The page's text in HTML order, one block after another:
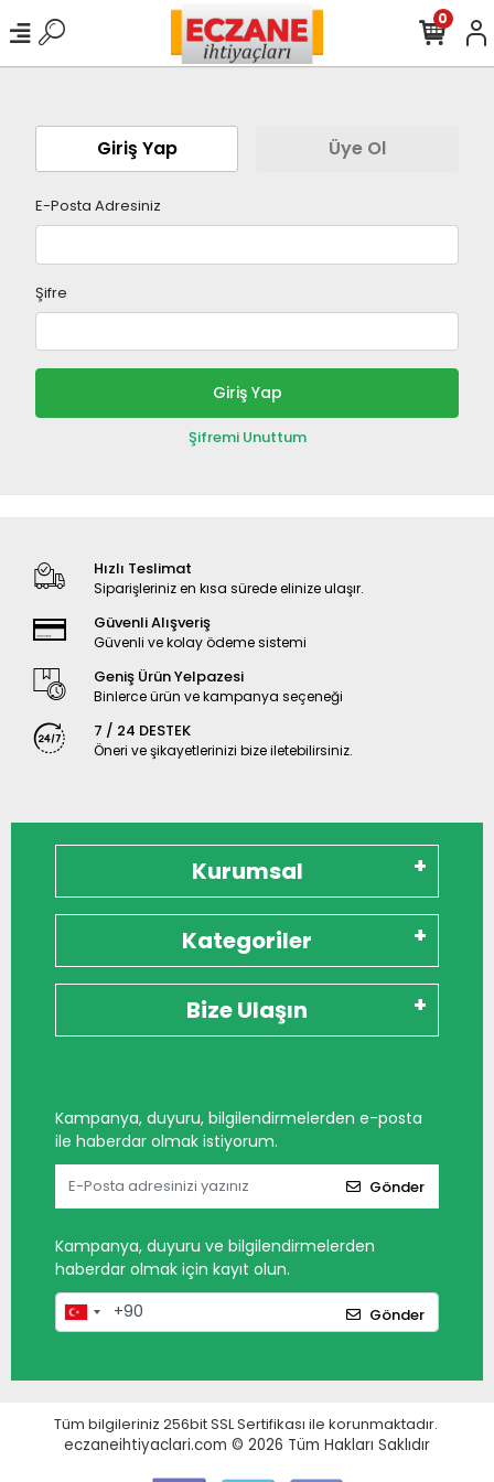
0
Giriş Yap Üye Ol
E-Posta Adresiniz
Şifre
Giriş Yap
Şifremi Unuttum
Hızlı Teslimat
Siparişleriniz en kısa sürede elinize ulaşır.
Güvenli Alışveriş
Güvenli ve kolay ödeme sistemi
Geniş Ürün Yelpazesi
Binlerce ürün ve kampanya seçeneği
7 / 24 DESTEK
Öneri ve şikayetlerinizi bize iletebilirsiniz.
Kurumsal
Kategoriler
Bize Ulaşın
Kampanya, duyuru, bilgilendirmelerden e-posta
ile haberdar olmak istiyorum.
Gönder
Kampanya, duyuru ve bilgilendirmelerden
haberdar olmak için kayıt olun.
Gönder
Tüm bilgileriniz 256bit SSL Sertifikası ile korunmaktadır.
eczaneihtiyaclari.com © 2026 Tüm Hakları Saklıdır